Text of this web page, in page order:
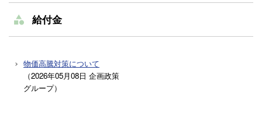
給付金
物価高騰対策について
（2026年05月08日 企画政策
グループ）